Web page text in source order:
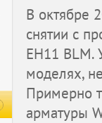
В октябре
снятии с
ЕН11 BLM.
моделях,
Примерно
арматуры